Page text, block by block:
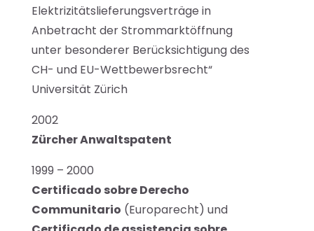
Elektrizitätslieferungsverträge in
Anbetracht der Strommarktöffnung
unter besonderer Berücksichtigung des
CH- und EU-Wettbewerbsrecht“
Universität Zürich
2002
Zürcher Anwaltspatent
1999 – 2000
Certificado sobre Derecho
Communitario (Europarecht) und